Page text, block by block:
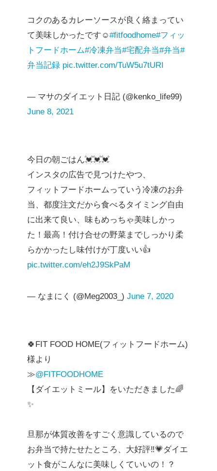
コクのあるカレーソースが良く絡まってい
て美味しかったです☺️#fitfoodhome#フィッ
トフードホーム#冷凍弁当#宅配弁当#弁当#
弁当記録 pic.twitter.com/TuW5u7tURI
— マサのダイエット日記 (@kenko_life99)
June 8, 2021
今日の朝ごはん💓💓💓
インスタの広告で見つけたやつ、
フィットフードホームっていう冷凍のお弁
当、都度注文だから食べるタイミング自由
に出来て良い、味もめっちゃ美味しかっ
た！最高！付け合せの野菜までしっかり柔
らかかったし味付けが丁度いい👍
pic.twitter.com/eh2J9SkPaM
— なまにく (@Meg2003_) June 7, 2020
🍀FIT FOOD HOME(フィットフードホーム)
様より
≫@FITFOODHOME
【ダイエットミール】をいただきました🌈
✨
旦那が体質改善をすごく意識しているので
お弁当で持たせたところ、大好評‼︎💗ダイエ
ット食がこんなに美味しくていいの！？